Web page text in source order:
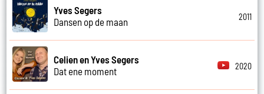
Yves Segers
Dansen op de maan
2011
Celien en Yves Segers
Dat ene moment
2020